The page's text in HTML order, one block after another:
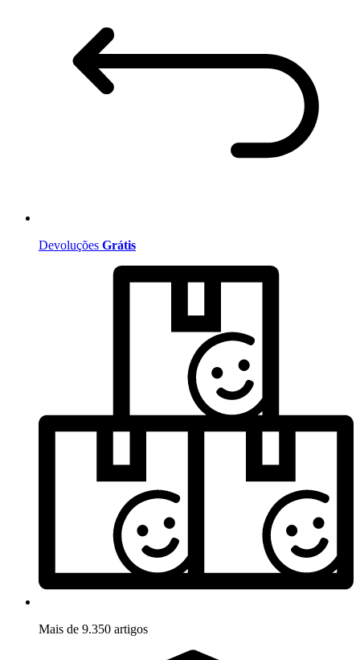
Devoluções Grátis
Mais de 9.350 artigos